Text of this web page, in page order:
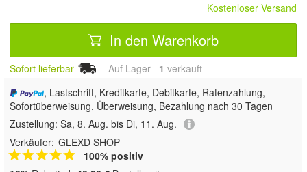
Kostenloser Versand
In den Warenkorb
Sofort lieferbar Auf Lager 1 verkauft
, Lastschrift, Kreditkarte, Debitkarte, Ratenzahlung,
Sofortüberweisung, Überweisung, Bezahlung nach 30 Tagen
Zustellung: Sa, 8. Aug. bis Di, 11. Aug.
Verkäufer: GLEXD SHOP
100% positiv